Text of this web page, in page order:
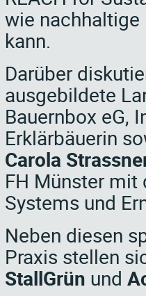
wie
kann.
Darüber
ausgebildete
Bauernbox eG,
Erklärbäuerin
Carola
FH Münster mit
Systems und
Neben diesen
Praxis stellen
StallGrün und